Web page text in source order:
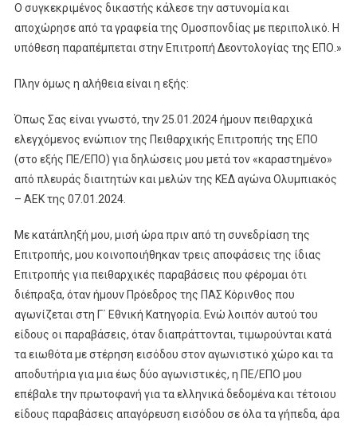
Ο συγκεκριμένος δικαστής κάλεσε την αστυνομία και
αποχώρησε από τα γραφεία της Ομοσπονδίας με περιπολικό. Η
υπόθεση παραπέμπεται στην Επιτροπή Δεοντολογίας της ΕΠΟ.»
Πλην όμως η αλήθεια είναι η εξής:
Όπως Σας είναι γνωστό, την 25.01.2024 ήμουν πειθαρχικά
ελεγχόμενος ενώπιον της Πειθαρχικής Επιτροπής της ΕΠΟ
(στο εξής ΠΕ/ΕΠΟ) για δηλώσεις μου μετά τον «καραστημένο»
από πλευράς διαιτητών και μελών της ΚΕΔ αγώνα Ολυμπιακός
– ΑΕΚ της 07.01.2024.
Με κατάπληξή μου, μισή ώρα πριν από τη συνεδρίαση της
Επιτροπής, μου κοινοποιήθηκαν τρεις αποφάσεις της ίδιας
Επιτροπής για πειθαρχικές παραβάσεις που φέρομαι ότι
διέπραξα, όταν ήμουν Πρόεδρος της ΠΑΣ Κόρινθος που
αγωνίζεται στη Γ΄ Εθνική Κατηγορία. Ενώ λοιπόν αυτού του
είδους οι παραβάσεις, όταν διαπράττονται, τιμωρούνται κατά
τα ειωθότα με στέρηση εισόδου στον αγωνιστικό χώρο και τα
αποδυτήρια για μια έως δύο αγωνιστικές, η ΠΕ/ΕΠΟ μου
επέβαλε την πρωτοφανή για τα ελληνικά δεδομένα και τέτοιου
είδους παραβάσεις απαγόρευση εισόδου σε όλα τα γήπεδα, άρα